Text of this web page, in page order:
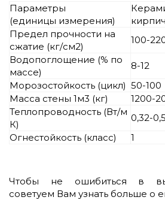
Параметры
(единицы измерения)
кирпич
Предел прочности на
сжатие (кг/см2)
100-
Водопоглощение (% по
массе)
8-12
Морозостойкость (цикл) 50-100
Масса стены 1м3 (кг)
1200-
Теплопроводность (Вт/м
К)
0,32-0,5
Огнестойкость (класс)
1
Чтобы не ошибиться в
советуем Вам узнать больше о